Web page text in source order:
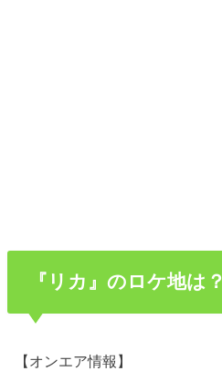
『リカ』のロケ地は？
【オンエア情報】